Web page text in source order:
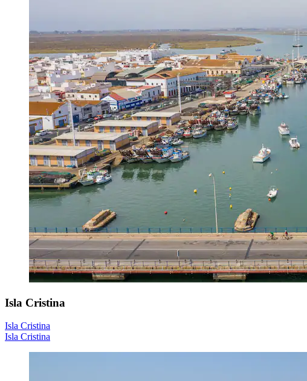
Isla Cristina
Isla Cristina
Isla Cristina